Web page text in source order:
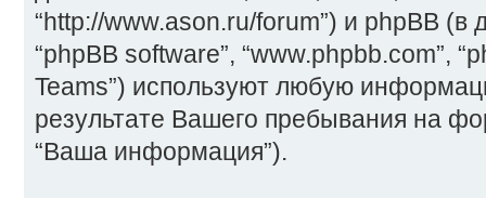
“http://www.ason.ru/forum”) и phpBB (в
“phpBB software”, “www.phpbb.com”,
Teams”) используют любую
результате Вашего пребывания на
“Ваша информация”).